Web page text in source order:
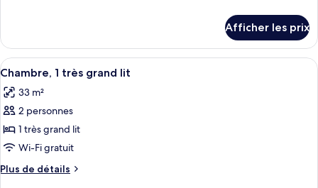
très
grand
lit,
vue
sur
le
port
Chambre
supérieure,
1
grand
lit,
sur
le
Afficher les prix
Afficher
toutes
les
photos
pour
ce
type
de
Une chambre d’hôtel équipée d’un
4
Chambre, 1 très grand lit
33 m²
2 personnes
1 très grand lit
Wi-Fi gratuit
Plus de détails
Plus